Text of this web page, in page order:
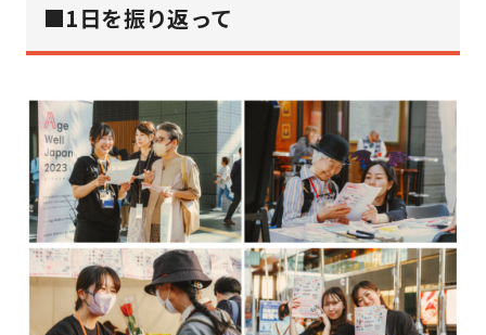
■1日を振り返って